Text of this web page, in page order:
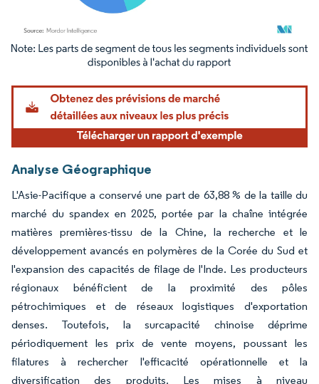
Image © Mordor Intelligence. La réutilisation nécessite une attribution sous CC BY
Analyse Géographique
L'Asie-Pacifique a conservé une part de 63,88 % de la taille du
marché du spandex en 2025, portée par la chaîne intégrée
matières premières-tissu de la Chine, la recherche et le
développement avancés en polymères de la Corée du Sud et
l'expansion des capacités de filage de l'Inde. Les producteurs
régionaux bénéficient de la proximité des pôles
pétrochimiques et de réseaux logistiques d'exportation
denses. Toutefois, la surcapacité chinoise déprime
périodiquement les prix de vente moyens, poussant les
filatures à rechercher l'efficacité opérationnelle et la
diversification des produits. Les mises à niveau